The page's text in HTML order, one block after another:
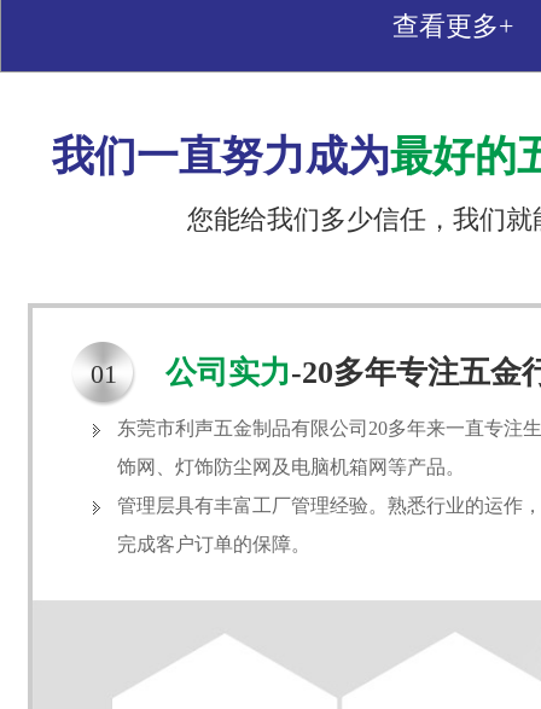
查看更多+
我们一直努力成为最好的
您能给我们多少信任，我们
01 公司实力-20多年专注五金
东莞市利声五金制品有限公司20多年来一直专注
饰网、灯饰防尘网及电脑机箱网等产品。
管理层具有丰富工厂管理经验。熟悉行业的运作
完成客户订单的保障。